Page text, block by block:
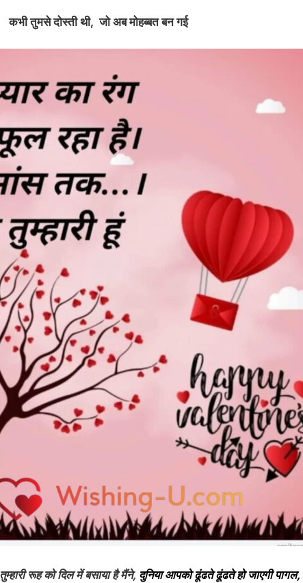
कभी तुमसे दोस्ती थी,जो अब मोहब्बत बन गई
तुम्हारी रूह को दिल में बसाया है मैंने, दुनिया आपको ढूंढते ढूंढते हो जाएगी पागल,